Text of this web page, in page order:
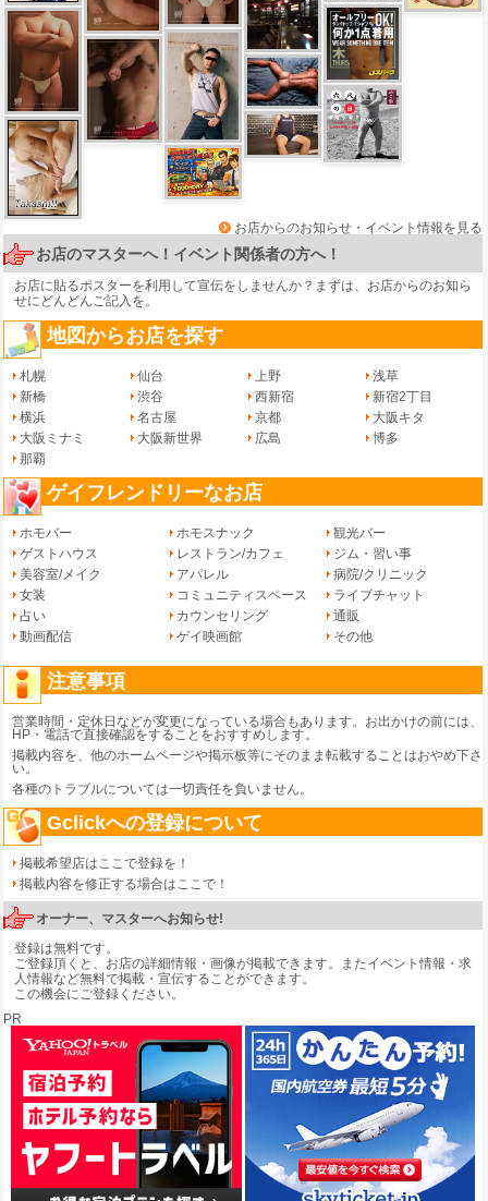
お店からのお知らせ・イベント情報を見る
お店のマスターへ！イベント関係者の方へ！
お店に貼るポスターを利用して宣伝をしませんか？まずは、 お店からのお知ら
せにどんどんご記入を。
地図からお店を探す
札幌 仙台 上野
浅草
新橋
渋谷 西新宿
新宿2丁目
横浜
名古屋 京都
大阪キタ
大阪ミナミ
大阪新世界 広島
博多
那覇
ゲイフレンドリーなお店
ホモバー ホモスナック
観光バー
ゲストハウス
レストラン/カフェ
ジム・習い事
美容室/メイク
アパレル
病院/クリニック
女装
コミュニティスペース
ライブチャット
占い
カウンセリング
通販
動画配信
ゲイ映画館 その他
注意事項
営業時間・定休日などが変更になっている場合もあります。お出かけの前には、
HP・電話で直接確認をすることをおすすめします。
掲載内容を、他のホームページや掲示板等にそのまま転載することはおやめ下さ
い。
各種のトラブルについては一切責任を負いません。
Gclickへの登録について
掲載希望店はここで登録を！
掲載内容を修正する場合はここで！
オーナー、マスターへお知らせ!
登録は無料です。
ご登録頂くと、お店の詳細情報・画像が掲載できます。またイベント情報・求
人情報など無料で掲載・宣伝することができます。
この機会にご登録ください。
PR